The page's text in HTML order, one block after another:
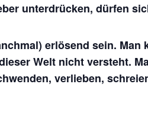
unterdrücken, dürfen
erlösend sein.
Welt nicht versteht.
verlieben,